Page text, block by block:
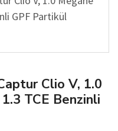
Clio V, 1.0
TCE Benzinli